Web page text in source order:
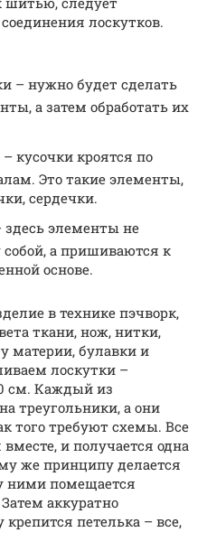
лоскутков.
– нужно будет сделать
а затем обработать их
кусочки кроятся по
Это такие элементы,
сердечки.
здесь элементы не
а пришиваются к
основе.
в технике пэчворк,
ткани, нож, нитки,
материи, булавки и
лоскутки –
см. Каждый из
треугольники, а они
того требуют схемы. Все
и получается одна
же принципу делается
ними помещается
аккуратно
петелька – все,